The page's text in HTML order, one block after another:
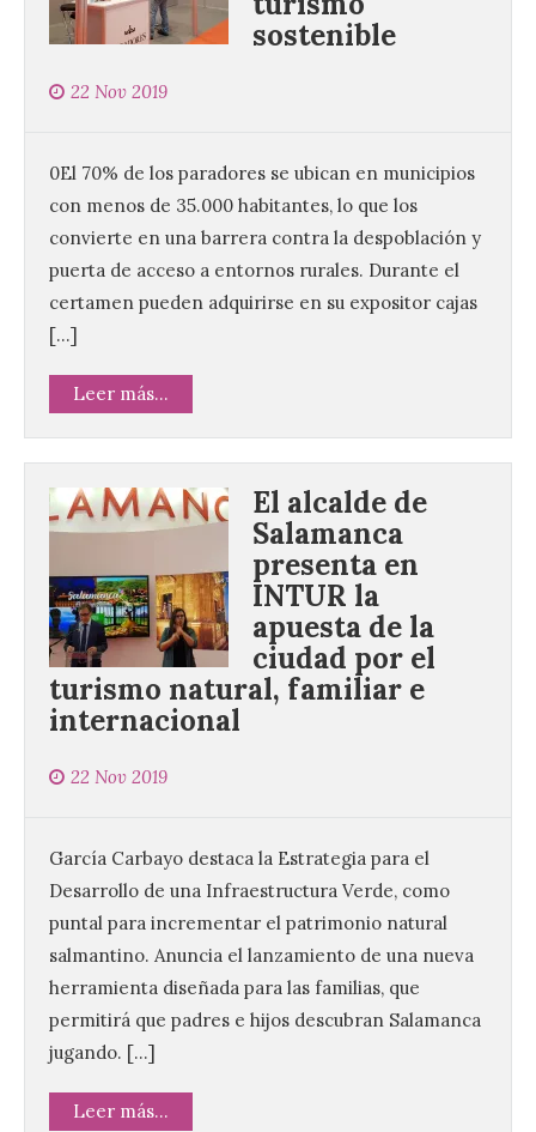
sostenible
22 Nov 2019
0El 70% de los paradores se ubican en municipios
con menos de 35.000 habitantes, lo que los
convierte en una barrera contra la despoblación y
puerta de acceso a entornos rurales. Durante el
certamen pueden adquirirse en su expositor cajas
[…]
Leer más...
El alcalde de
Salamanca
presenta en
INTUR la
apuesta de la
ciudad por el
turismo natural, familiar e
internacional
22 Nov 2019
García Carbayo destaca la Estrategia para el
Desarrollo de una Infraestructura Verde, como
puntal para incrementar el patrimonio natural
salmantino. Anuncia el lanzamiento de una nueva
herramienta diseñada para las familias, que
permitirá que padres e hijos descubran Salamanca
jugando. […]
Leer más...
por no imponer sanciones
por cobrar en la AP-66 la
tarifa íntegra pese a estar
en obras
10 Ago 2026
La formación leonesista
registró una batería de
mediante las cuales vuelve
a reclamar a la institución autonómica